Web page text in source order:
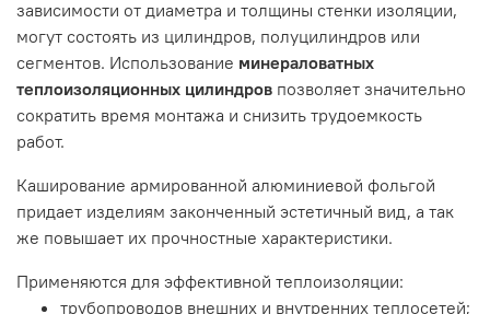
зависимости от диаметра и толщины стенки изоляции,
могут состоять из цилиндров, полуцилиндров или
сегментов. Использование минераловатных
теплоизоляционных цилиндров позволяет значительно
сократить время монтажа и снизить трудоемкость
работ.
Каширование армированной алюминиевой фольгой
придает изделиям законченный эстетичный вид, а так
же повышает их прочностные характеристики.
Применяются для эффективной теплоизоляции:
трубопроводов внешних и внутренних теплосетей;